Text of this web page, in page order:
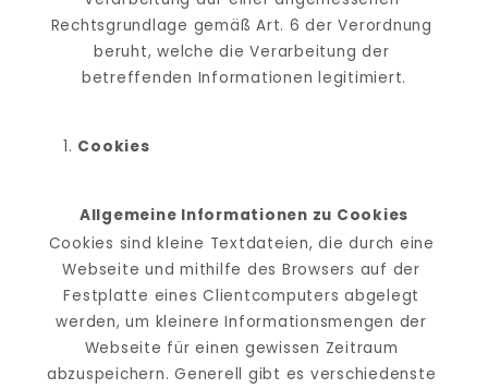
Rechtsgrundlage gemäß Art. 6 der Verordnung
beruht, welche die Verarbeitung der
betreffenden Informationen legitimiert.
Cookies
Allgemeine Informationen zu Cookies
Cookies sind kleine Textdateien, die durch eine
Webseite und mithilfe des Browsers auf der
Festplatte eines Clientcomputers abgelegt
werden, um kleinere Informationsmengen der
Webseite für einen gewissen Zeitraum
abzuspeichern. Generell gibt es verschiedenste